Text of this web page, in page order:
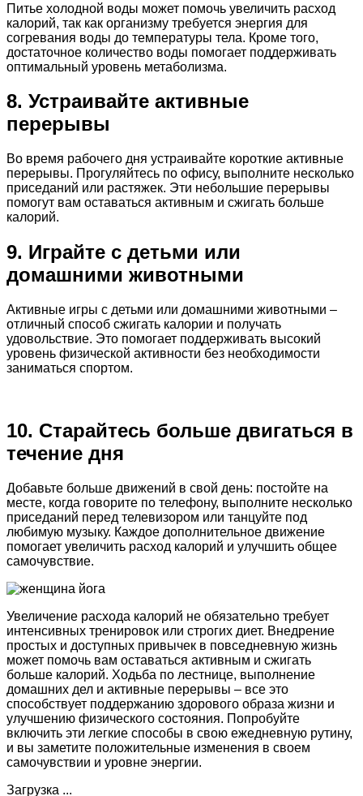
Питье холодной воды может помочь увеличить расход
калорий, так как организму требуется энергия для
согревания воды до температуры тела. Кроме того,
достаточное количество воды помогает поддерживать
оптимальный уровень метаболизма.
8. Устраивайте активные
перерывы
Во время рабочего дня устраивайте короткие активные
перерывы. Прогуляйтесь по офису, выполните несколько
приседаний или растяжек. Эти небольшие перерывы
помогут вам оставаться активным и сжигать больше
калорий.
9. Играйте с детьми или
домашними животными
Активные игры с детьми или домашними животными –
отличный способ сжигать калории и получать
удовольствие. Это помогает поддерживать высокий
уровень физической активности без необходимости
заниматься спортом.
10. Старайтесь больше двигаться в
течение дня
Добавьте больше движений в свой день: постойте на
месте, когда говорите по телефону, выполните несколько
приседаний перед телевизором или танцуйте под
любимую музыку. Каждое дополнительное движение
помогает увеличить расход калорий и улучшить общее
самочувствие.
Увеличение расхода калорий не обязательно требует
интенсивных тренировок или строгих диет. Внедрение
простых и доступных привычек в повседневную жизнь
может помочь вам оставаться активным и сжигать
больше калорий. Ходьба по лестнице, выполнение
домашних дел и активные перерывы – все это
способствует поддержанию здорового образа жизни и
улучшению физического состояния. Попробуйте
включить эти легкие способы в свою ежедневную рутину,
и вы заметите положительные изменения в своем
самочувствии и уровне энергии.
Загрузка ...